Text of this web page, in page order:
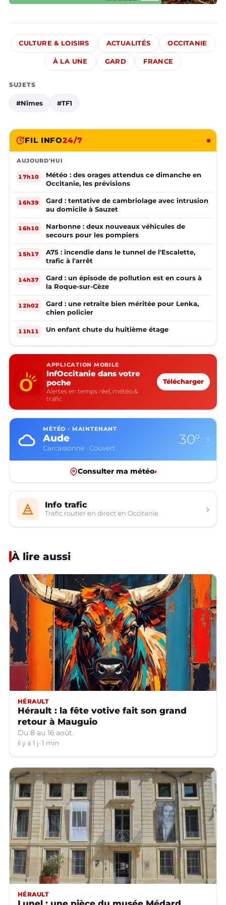
CULTURE & LOISIRS ACTUALITÉS OCCITANIE
À LA UNE GARD FRANCE
SUJETS
#Nîmes #TF1
FIL INFO24/7
AUJOURD'HUI
17h10
Météo : des orages attendus ce dimanche en
Occitanie, les prévisions
16h39
Gard : tentative de cambriolage avec intrusion
au domicile à Sauzet
16h10
Narbonne : deux nouveaux véhicules de
secours pour les pompiers
15h17
A75 : incendie dans le tunnel de l'Escalette,
trafic à l'arrêt
14h37
Gard : un épisode de pollution est en cours à
la Roque-sur-Cèze
12h02
Gard : une retraite bien méritée pour Lenka,
chien policier
11h11 Un enfant chute du huitième étage
APPLICATION MOBILE
InfOccitanie dans votre
poche
Alertes en temps réel, météo &
trafic
Télécharger
MÉTÉO · MAINTENANT
Aude
Carcassonne · Couvert
30° ›
Consulter ma météo›
Info trafic
Trafic routier en direct en Occitanie ›
À lire aussi
HÉRAULT
Hérault : la fête votive fait son grand
retour à Mauguio
Du 8 au 16 août.
il y a 1 j 1 min
HÉRAULT